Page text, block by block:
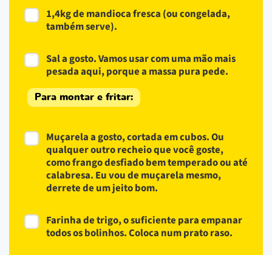
1,4kg de mandioca fresca (ou congelada,
também serve).
Sal a gosto. Vamos usar com uma mão mais
pesada aqui, porque a massa pura pede.
Para montar e fritar:
Muçarela a gosto, cortada em cubos. Ou
qualquer outro recheio que você goste,
como frango desfiado bem temperado ou até
calabresa. Eu vou de muçarela mesmo,
derrete de um jeito bom.
Farinha de trigo, o suficiente para empanar
todos os bolinhos. Coloca num prato raso.